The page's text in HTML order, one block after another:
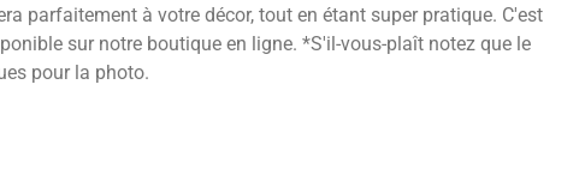
parfaitement à votre décor, tout en étant super pratique. C'est
sur notre boutique en ligne. *S'il-vous-plaît notez que le
pour la photo.